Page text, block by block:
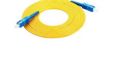
Add to
wishlist